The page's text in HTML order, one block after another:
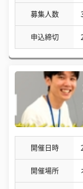
募集人数
申込締切
開催日時
開催場所